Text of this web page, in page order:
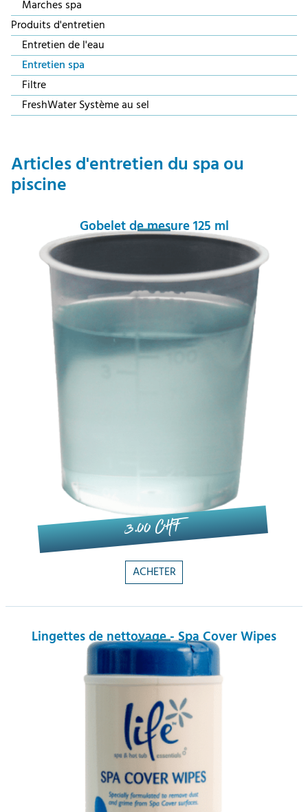
Marches spa
Produits d'entretien
Entretien de l'eau
Entretien spa
Filtre
FreshWater Système au sel
Articles d'entretien du spa ou
piscine
Gobelet de mesure 125 ml
3.00 CHF
ACHETER
Lingettes de nettoyage - Spa Cover Wipes